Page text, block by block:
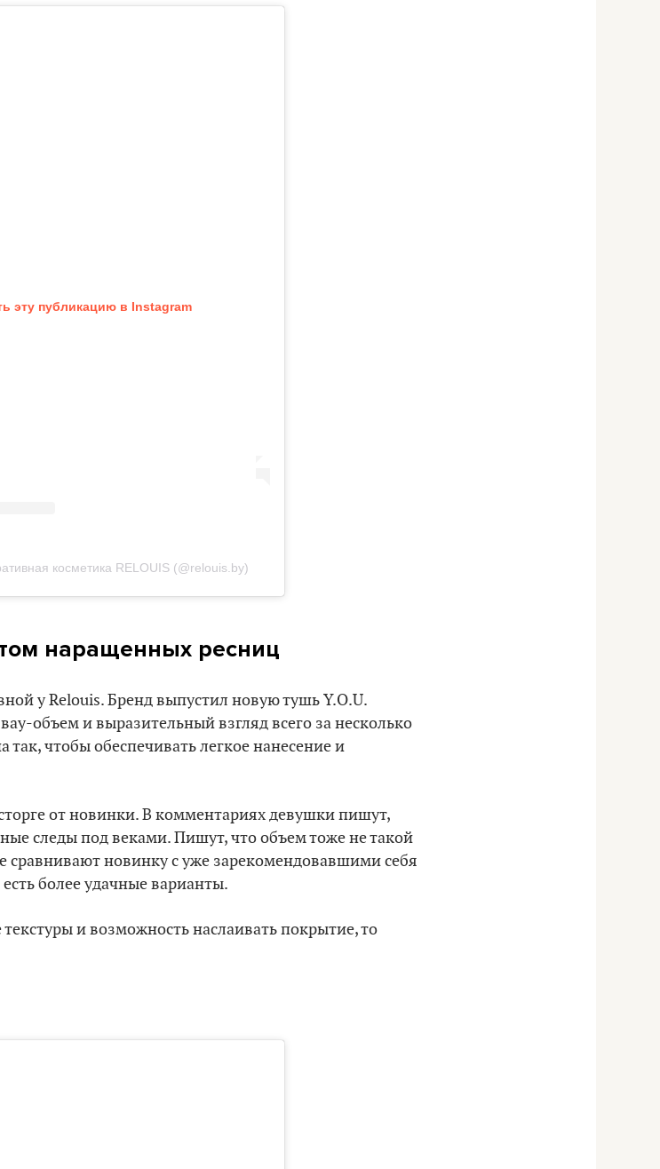
эту публикацию в Instagram
косметика RELOUIS (@relouis.by)
наращенных ресниц
у Relouis. Бренд выпустил новую тушь Y.O.U.
объем и выразительный взгляд всего за несколько
чтобы обеспечивать легкое нанесение и
от новинки. В комментариях девушки пишут,
следы под веками. Пишут, что объем тоже не такой
сравнивают новинку с уже зарекомендовавшими себя
более удачные варианты.
и возможность наслаивать покрытие, то